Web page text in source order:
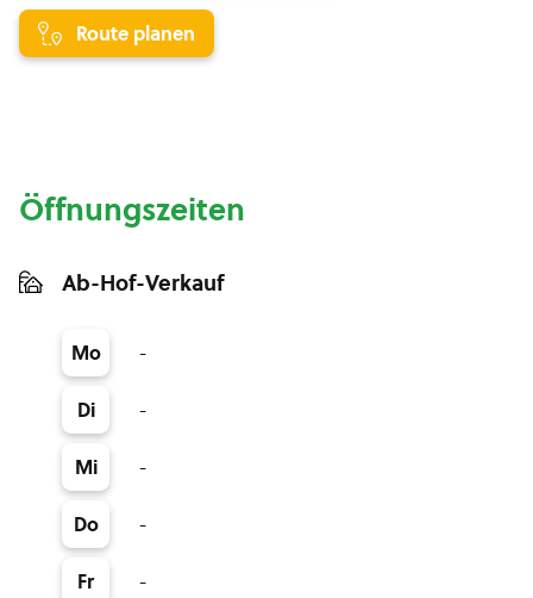
Route planen
Öffnungszeiten
Ab-Hof-Verkauf
Mo -
Di -
Mi -
Do -
Fr -